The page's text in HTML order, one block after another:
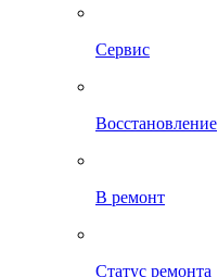
Сервис
Восстановление
В ремонт
Статус ремонта